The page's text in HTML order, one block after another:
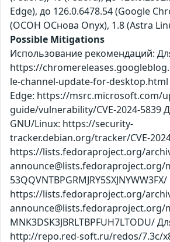
Edge), до 126.0.6478.54 (Google
(ОСОН ОСнова Оnyx), 1.8 (Astra
Possible Mitigations
Использование рекомендаций:
https://
le-channel-update-for-
Edge: https://msrc.microsoft.com/
guide/vulnerability/CVE-2024-5839
GNU/Linux: https://security-
tracker.debian.org/tracker/CVE-
https://lists.fedoraproject.org/
announce@lists.fedoraproject.org/
53QQVNTBPGRMJRY5SXJNYWW3FX/
https://lists.fedoraproject.org/
announce@lists.fedoraproject.org/
MNK3DSK3JBRLTBPFUH7LTODU/
http://repo.red-soft.ru/redos/7.3c/